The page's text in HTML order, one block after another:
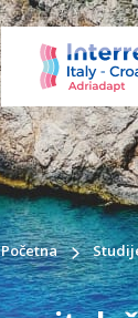
Početna